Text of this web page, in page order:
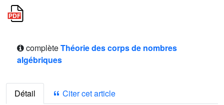
complèteThéorie des corps de nombres
algébriques
Détail Citer cet article